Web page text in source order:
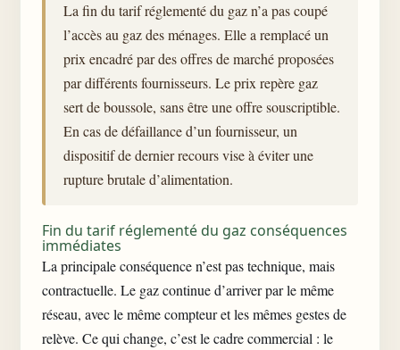
La fin du tarif réglementé du gaz n’a pas coupé
l’accès au gaz des ménages. Elle a remplacé un
prix encadré par des offres de marché proposées
par différents fournisseurs. Le prix repère gaz
sert de boussole, sans être une offre souscriptible.
En cas de défaillance d’un fournisseur, un
dispositif de dernier recours vise à éviter une
rupture brutale d’alimentation.
Fin du tarif réglementé du gaz conséquences
immédiates
La principale conséquence n’est pas technique, mais
contractuelle. Le gaz continue d’arriver par le même
réseau, avec le même compteur et les mêmes gestes de
relève. Ce qui change, c’est le cadre commercial : le